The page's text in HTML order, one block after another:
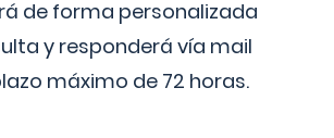
de forma personalizada
y responderá vía mail
máximo de 72 horas.